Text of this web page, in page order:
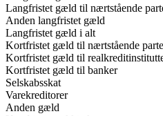
Langfristet gæld til nærtstående
Anden langfristet gæld
Langfristet gæld i alt
Kortfristet gæld til nærtstående
Kortfristet gæld til
Kortfristet gæld til banker
Selskabsskat
Varekreditorer
Anden gæld